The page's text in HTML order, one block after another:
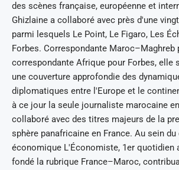
des scènes française, européenne et
Ghizlaine a collaboré avec près d'une
parmi lesquels Le Point, Le Figaro, Les
Forbes. Correspondante Maroc–Maghreb
correspondante Afrique pour Forbes, elle
une couverture approfondie des
diplomatiques entre l'Europe et le
à ce jour la seule journaliste marocaine
collaboré avec des titres majeurs de la
sphère panafricaine en France. Au sein
économique L'Économiste, 1er quotidien
fondé la rubrique France–Maroc,